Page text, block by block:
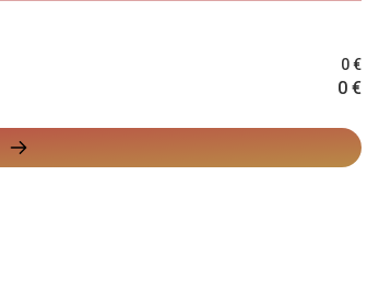
0 €
0 €